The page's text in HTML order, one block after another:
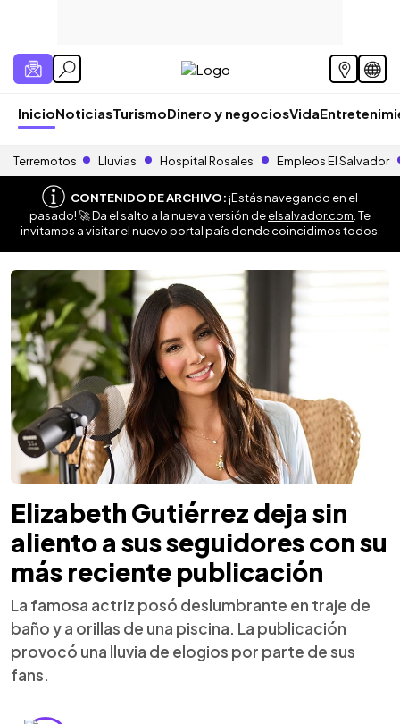
InicioNoticiasTurismoDinero y negociosVida
Terremotos Lluvias Hospital Rosales Empleos El Salvador
CONTENIDO DE ARCHIVO:¡Estás navegando en el
pasado! 🚀 Da el salto a la nueva versión deelsalvador.com . Te
invitamos a visitar el nuevo portal país donde coincidimos todos.
Elizabeth Gutiérrez deja sin
aliento a sus seguidores con su
más reciente publicación
La famosa actriz posó deslumbrante en traje de
baño y a orillas de una piscina. La publicación
provocó una lluvia de elogios por parte de sus
fans.